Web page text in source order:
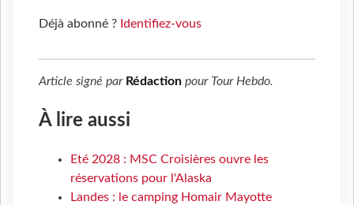
Déjà abonné ? Identifiez-vous
Article signé par Rédaction pour Tour Hebdo.
À lire aussi
Eté 2028 : MSC Croisières ouvre les
réservations pour l'Alaska
Landes : le camping Homair Mayotte